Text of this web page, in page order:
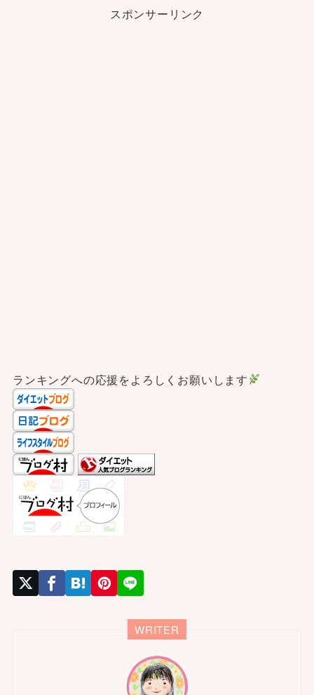
スポンサーリンク
ランキングへの応援をよろしくお願いします
WRITER